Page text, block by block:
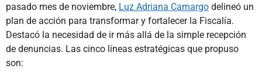
pasado mes de noviembre, Luz Adriana Camargo delineó un
plan de acción para transformar y fortalecer la Fiscalía.
Destacó la necesidad de ir más allá de la simple recepción
de denuncias. Las cinco líneas estratégicas que propuso
son: